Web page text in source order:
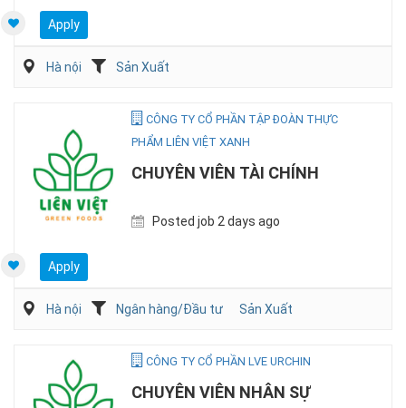
Apply
Hà nội Sản Xuất
CÔNG TY CỔ PHẦN TẬP ĐOÀN THỰC
PHẨM LIÊN VIỆT XANH
CHUYÊN VIÊN TÀI CHÍNH
Posted job 2 days ago
Apply
Hà nội Ngân hàng/Đầu tư Sản Xuất
CÔNG TY CỔ PHẦN LVE URCHIN
CHUYÊN VIÊN NHÂN SỰ